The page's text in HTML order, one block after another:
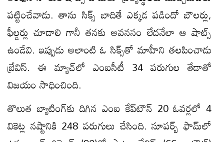
పట్టించేవాడు. తాను సిక్స్ బాదితే ఎక్కడ పడిందో బౌలర్లు,
ఫీల్డర్లు చూడాలి గానీ తనకు అవనసం లేదనేలా ఆ షాట్స్
ఉండేవి. ఇప్పుడు అలాంటి ఓ సిక్స్​తో మాహీని తలపించాడు
బ్రేవిస్. ఈ మ్యాచ్​లో ఎంఐసీటీ 34 పరుగుల తేడాతో
విజయం సాధించింది.
తొలుత బ్యాటింగ్​కు దిగిన ఎంఐ కేప్​టౌన్ 20 ఓవర్లలో 4
వికెట్ల నష్టానికి 248 పరుగులు చేసింది. సూపర్బ్ ఫామ్​లో